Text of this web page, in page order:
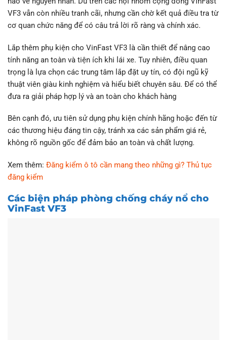
VF3 vẫn còn nhiều tranh cãi, nhưng cần chờ kết quả điều tra từ
cơ quan chức năng để có câu trả lời rõ ràng và chính xác.
Lắp thêm phụ kiện cho VinFast VF3 là cần thiết để nâng cao
tính năng an toàn và tiện ích khi lái xe. Tuy nhiên, điều quan
trọng là lựa chọn các trung tâm lắp đặt uy tín, có đội ngũ kỹ
thuật viên giàu kinh nghiệm và hiểu biết chuyên sâu. Để có thể
đưa ra giải pháp hợp lý và an toàn cho khách hàng
Bên cạnh đó, ưu tiên sử dụng phụ kiện chính hãng hoặc đến từ
các thương hiệu đáng tin cậy, tránh xa các sản phẩm giá rẻ,
không rõ nguồn gốc để đảm bảo an toàn và chất lượng.
Xem thêm: Đăng kiểm ô tô cần mang theo những gì? Thủ tục
đăng kiểm
Các biện pháp phòng chống cháy nổ cho
VinFast VF3